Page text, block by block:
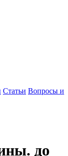
Статьи Вопросы и
до